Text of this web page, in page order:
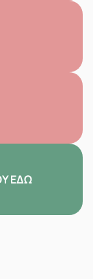
ΕΔΏ